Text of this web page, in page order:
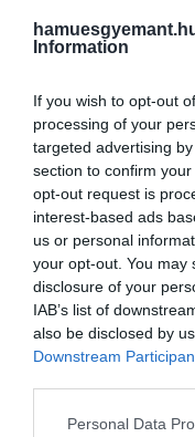
Information
If you wish to opt-out
processing of your
targeted advertising
section to confirm
opt-out request is
interest-based ads
us or personal
your opt-out. You may
disclosure of your
IAB’s list of
also be disclosed by
Downstream
Please note that this
Personal Data
Ez is
Ezért
ókori
Ami első
akkoriban nem